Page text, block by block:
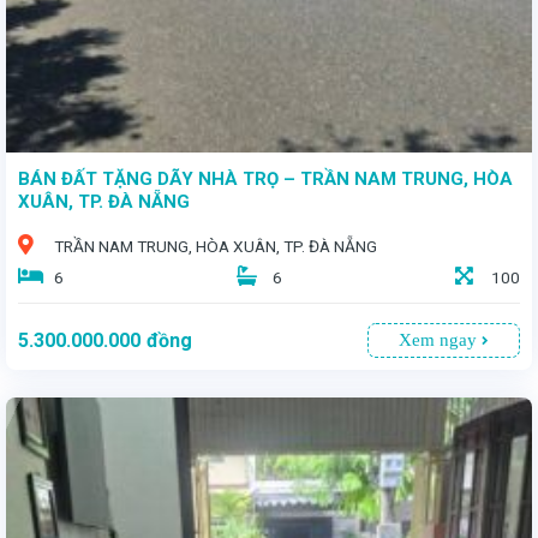
BÁN ĐẤT TẶNG DÃY NHÀ TRỌ – TRẦN NAM TRUNG, HÒA
XUÂN, TP. ĐÀ NẴNG
TRẦN NAM TRUNG, HÒA XUÂN, TP. ĐÀ NẴNG
6
6 100
5.300.000.000 đồng Xem ngay